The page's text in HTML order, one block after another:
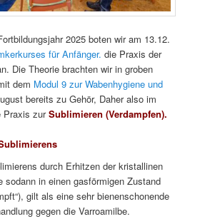
2025 boten wir am 13.12.
für Anfänger. die Praxis der
Die Theorie brachten wir in groben
dem Modul 9 zur Wabenhygiene und
bereits zu Gehör, Daher also im
Praxis zurSublimieren (Verdampfen).
durch Erhitzen der kristallinen
sodann in einen gasförmigen Zustand
gilt als eine sehr bienenschonende
gegen die Varroamilbe.